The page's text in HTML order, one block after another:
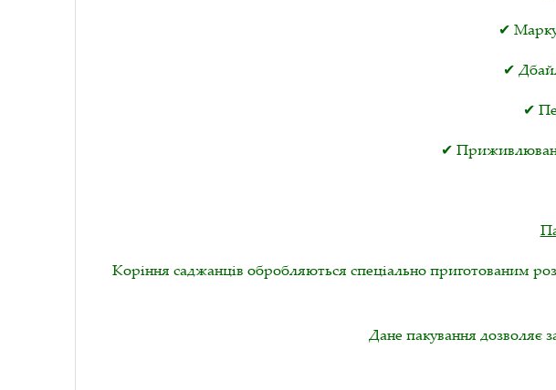
✔
✔
✔
✔
Коріння саджанців обробляються спеціально приготованим
Дане пакування дозволяє